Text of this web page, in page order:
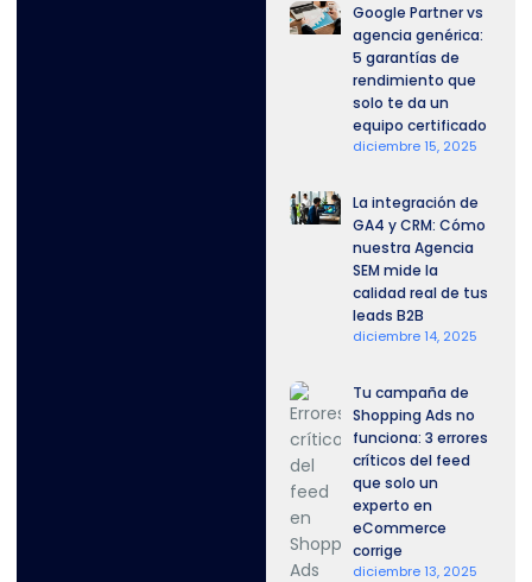
Google Partner vs
agencia genérica:
5 garantías de
rendimiento que
solo te da un
equipo certificado
diciembre 15, 2025
La integración de
GA4 y CRM: Cómo
nuestra Agencia
SEM mide la
calidad real de tus
leads B2B
diciembre 14, 2025
Tu campaña de
Shopping Ads no
funciona: 3 errores
críticos del feed
que solo un
experto en
eCommerce
corrige
diciembre 13, 2025